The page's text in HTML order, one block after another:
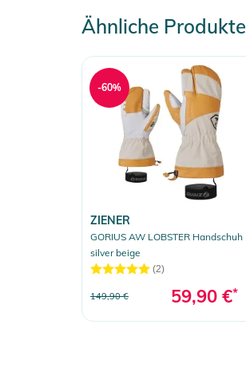
Ähnliche Produkte
ZIENER
GORIUS AW LOBSTER Handschuh
silver beige
(2)
149,90 € 59,90 €*
-60%